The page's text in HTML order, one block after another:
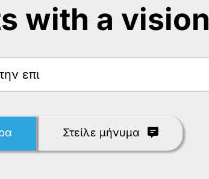
with a vision
Στείλε μήνυμα